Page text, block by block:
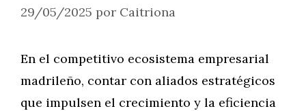
29/05/2025 por Caitriona
En el competitivo ecosistema empresarial
madrileño, contar con aliados estratégicos
que impulsen el crecimiento y la eficiencia